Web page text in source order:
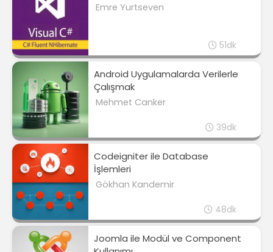
Emre Yurtseven
51dk
Android Uygulamalarda Verilerle
Çalışmak
Mehmet Canker
39dk
Codeigniter ile Database
İşlemleri
Gökhan Kandemir
48dk
Joomla ile Modül ve Component